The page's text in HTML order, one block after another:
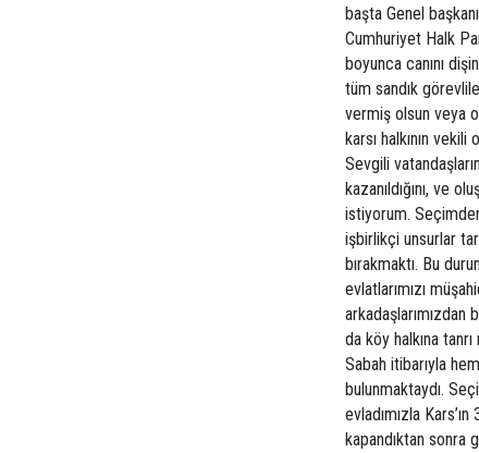
başta Genel
Cumhuriyet Halk
boyunca canını
tüm sandık
vermiş olsun veya
karsı halkının
Sevgili
kazanıldığını, ve
istiyorum.
işbirlikçi unsurlar
bırakmaktı. Bu
evlatlarımızı
arkadaşlarımızdan
da köy halkına
Sabah itibarıyla
bulunmaktaydı.
evladımızla
kapandıktan sonra